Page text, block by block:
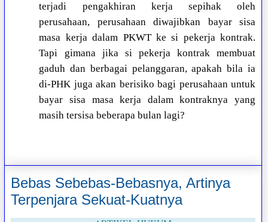
terjadi pengakhiran kerja sepihak oleh
perusahaan, perusahaan diwajibkan bayar sisa
masa kerja dalam PKWT ke si pekerja kontrak.
Tapi gimana jika si pekerja kontrak membuat
gaduh dan berbagai pelanggaran, apakah bila ia
di-PHK juga akan berisiko bagi perusahaan untuk
bayar sisa masa kerja dalam kontraknya yang
masih tersisa beberapa bulan lagi?
Bebas Sebebas-Bebasnya, Artinya
Terpenjara Sekuat-Kuatnya